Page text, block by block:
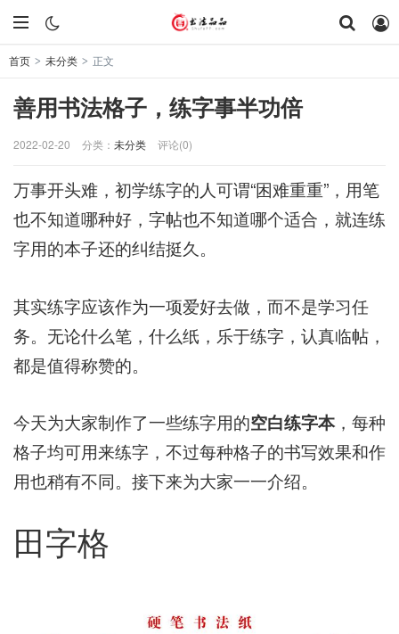
首页 > 未分类 > 正文
善用书法格子，练字事半功倍
2022-02-20 分类： 未分类 评论(0)
万事开头难，初学练字的人可谓“困难重重”，用笔
也不知道哪种好，字帖也不知道哪个适合，就连练
字用的本子还的纠结挺久。
其实练字应该作为一项爱好去做，而不是学习任
务。无论什么笔，什么纸，乐于练字，认真临帖，
都是值得称赞的。
今天为大家制作了一些练字用的空白练字本 ，每种
格子均可用来练字，不过每种格子的书写效果和作
用也稍有不同。接下来为大家一一介绍。
田字格